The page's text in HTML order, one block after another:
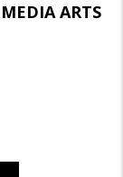
ARTS